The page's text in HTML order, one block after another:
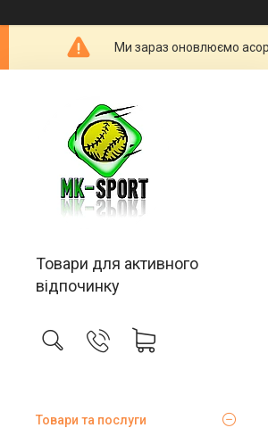
Ми зараз оновлюємо
Товари для активного
відпочинку
Товари та послуги